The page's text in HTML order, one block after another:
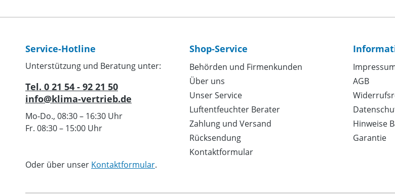
Service-Hotline
Unterstützung und Beratung unter:
Tel. 0 21 54 - 92 21 50
info@klima-vertrieb.de
Mo-Do., 08:30 – 16:30 Uhr
Fr. 08:30 – 15:00 Uhr
Oder über unser Kontaktformular.
Shop-Service
Behörden und Firmenkunden
Über uns
Unser Service
Luftentfeuchter Berater
Zahlung und Versand
Rücksendung
Kontaktformular
AGB
Hinweise
Garantie